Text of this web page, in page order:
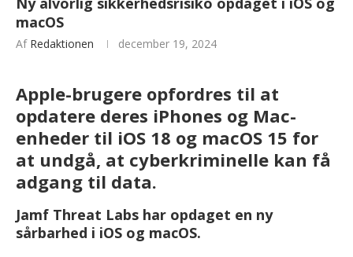
macOS
Af Redaktionen december 19, 2024
Apple-brugere opfordres til at
opdatere deres iPhones og Mac-
enheder til iOS 18 og macOS 15 for
at undgå, at cyberkriminelle kan få
adgang til data.
Jamf Threat Labs har opdaget en ny
sårbarhed i iOS og macOS.